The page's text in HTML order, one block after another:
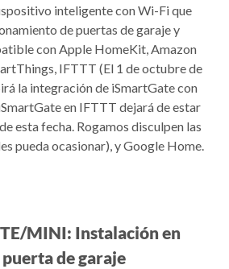
inteligente con Wi-Fi que
de puertas de garaje y
con Apple HomeKit, Amazon
IFTTT (El 1 de octubre de
la integración de iSmartGate con
en IFTTT dejará de estar
esta fecha. Rogamos disculpen las
pueda ocasionar), y Google Home.
MINI: Instalación en
puerta de garaje